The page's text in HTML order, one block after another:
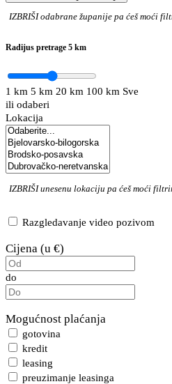
IZBRIŠIodabrane županije pa ćeš moći
Radijus pretrage 5 km
1 km 5 km 20 km 100 km Sve
ili odaberi
Lokacija
IZBRIŠIunesenu lokaciju pa ćeš moći
Razgledavanje video pozivom
Cijena (u €)
do
Mogućnost plaćanja
gotovina
kredit
leasing
preuzimanje leasinga